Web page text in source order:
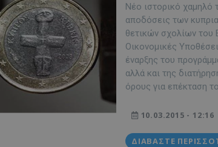
Νέο ιστορικό χαμηλό
αποδόσεις των
θετικών σχολίων του
Οικονομικές
έναρξης του
αλλά και της
όρους για επέκταση
10.03.2015 - 12:16
ΔΙΑΒΆΣΤΕ